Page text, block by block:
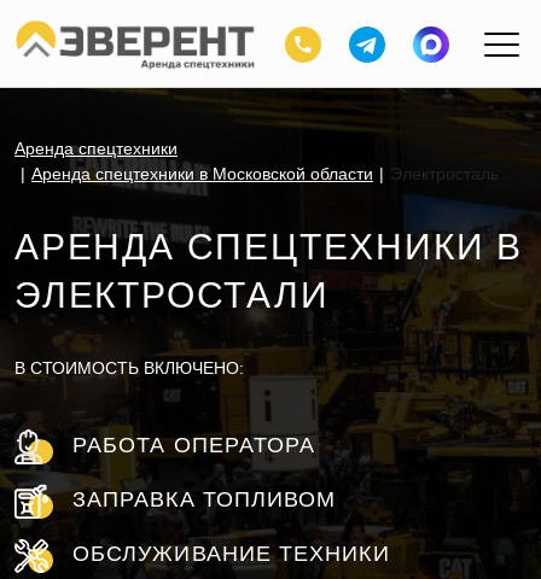
Аренда спецтехники
Аренда спецтехники в Московской области
Электросталь
АРЕНДА СПЕЦТЕХНИКИ В
ЭЛЕКТРОСТАЛИ
В СТОИМОСТЬ ВКЛЮЧЕНО:
РАБОТА ОПЕРАТОРА
ЗАПРАВКА ТОПЛИВОМ
ОБСЛУЖИВАНИЕ ТЕХНИКИ